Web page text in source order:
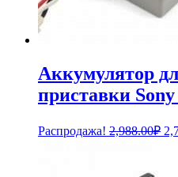
Аккумулятор
приставки
Распродажа! 2,988.00₽